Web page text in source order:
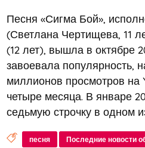
Песня «Сигма Бой»,
(Светлана Чертищева, 11
(12 лет), вышла в октябре
завоевала популярность,
миллионов просмотров на
четыре месяца. В январе
седьмую строчку в одном
песня Последние новости